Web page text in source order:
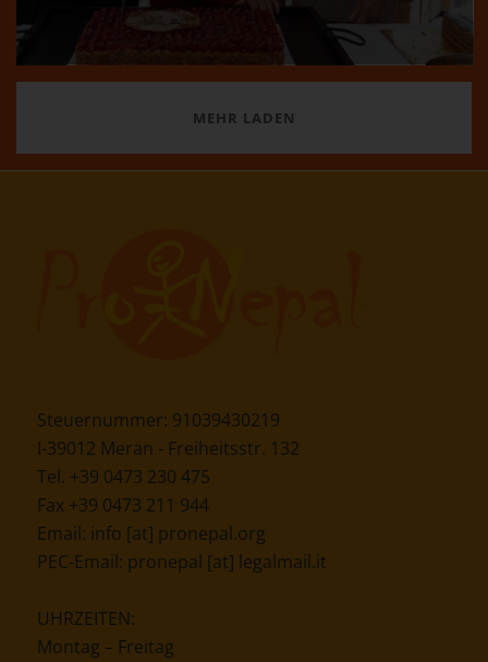
MEHR LADEN
Steuernummer: 91039430219
I-39012 Meran - Freiheitsstr. 132
Tel. +39 0473 230 475
Fax +39 0473 211 944
Email: info [at] pronepal.org
PEC-Email: pronepal [at] legalmail.it
UHRZEITEN:
Montag – Freitag